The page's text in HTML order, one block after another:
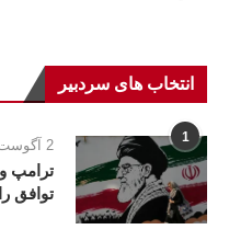
انتخاب های سردبیر
1 2 آگوست 2026
توافق